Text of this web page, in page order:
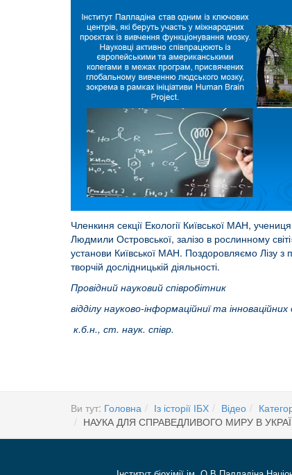
Членкиня секції Екології Київської МАН,
Людмили Островської, залізо в рослинному
установи Київської МАН. Поздоровляємо Лізу
творчій дослідницькій діяльності.
Провідний науковий співробітник
відділу науково-інформаційниї та
к.б.н., ст. наук.
Ви тут: Головна Із історії ІБХ Відео
НАУКА ДЛЯ СПРАВЕДЛИВОГО МИРУ В